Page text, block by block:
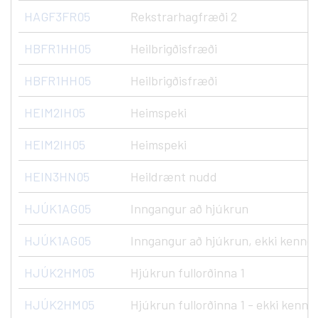
HAGF3FR05 Rekstrarhagfræði 2
HBFR1HH05 Heilbrigðisfræði
HBFR1HH05 Heilbrigðisfræði
HEIM2IH05 Heimspeki
HEIM2IH05 Heimspeki
HEIN3HN05 Heildrænt nudd
HJÚK1AG05 Inngangur að hjúkrun
HJÚK1AG05 Inngangur að hjúkrun, ekki
HJÚK2HM05 Hjúkrun fullorðinna 1
HJÚK2HM05 Hjúkrun fullorðinna 1 - ekki